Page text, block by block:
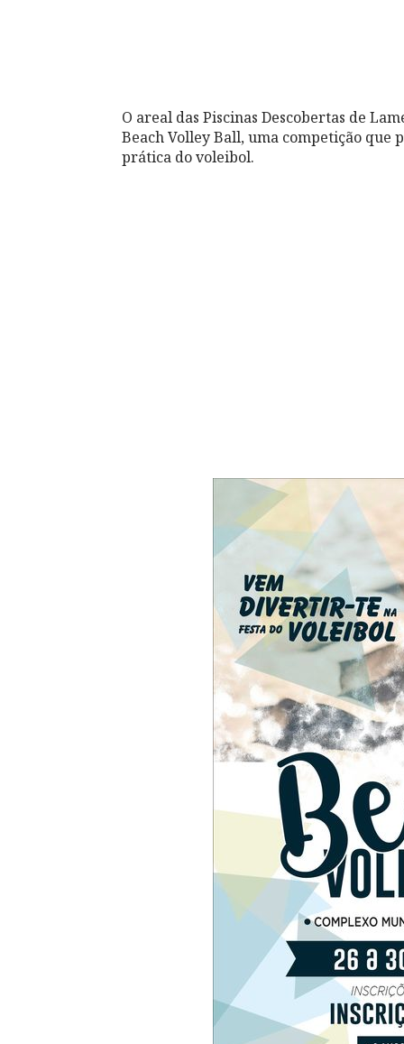
O areal das Piscinas Descobertas de
Beach Volley Ball, uma competição que
prática do voleibol.